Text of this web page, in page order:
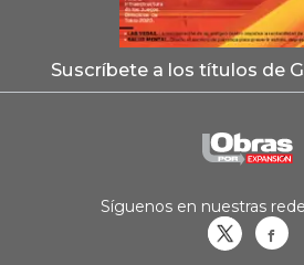
Suscríbete a los títulos de
Síguenos en nuestras